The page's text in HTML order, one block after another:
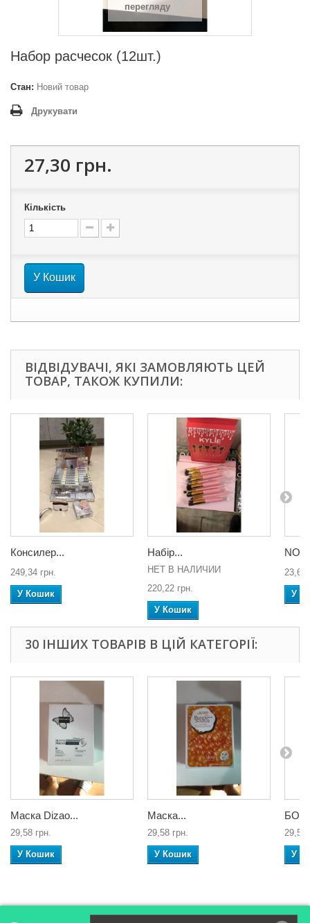
перегляду
Набор расчесок (12шт.)
Стан: Новий товар
Друкувати
27,30 грн.
Кількість
У Кошик
ВІДВІДУВАЧІ, ЯКІ ЗАМОВЛЯЮТЬ ЦЕЙ
ТОВАР, ТАКОЖ КУПИЛИ:
Консилер...
249,34 грн.
У Кошик
Набір...
НЕТ В НАЛИЧИИ
220,22 грн.
У Кошик
NO
23,66
У
30 ІНШИХ ТОВАРІВ В ЦІЙ КАТЕГОРІЇ:
Маска Dizao...
29,58 грн.
У Кошик
Маска...
29,58 грн.
У Кошик
29,58
У